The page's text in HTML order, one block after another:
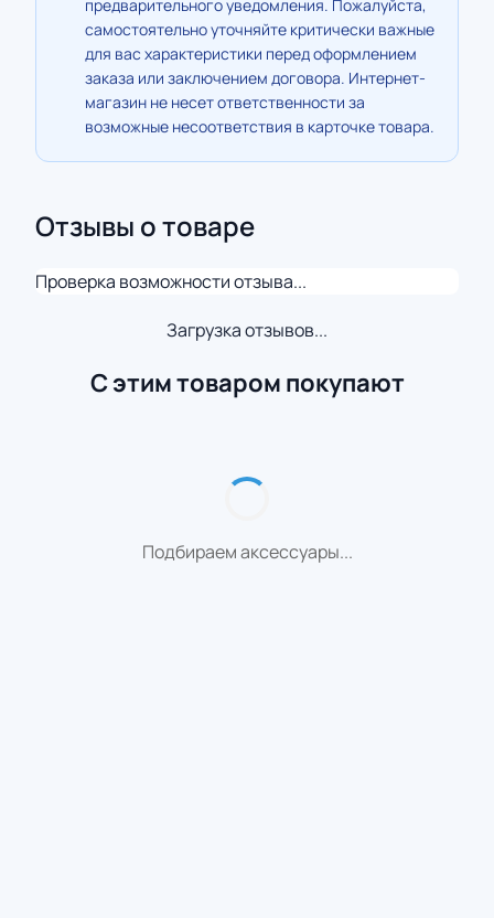
предварительного уведомления. Пожалуйста,
самостоятельно уточняйте критически важные
для вас характеристики перед оформлением
заказа или заключением договора. Интернет-
магазин не несет ответственности за
возможные несоответствия в карточке товара.
Отзывы о товаре
Проверка возможности отзыва...
Загрузка отзывов...
С этим товаром покупают
Подбираем аксессуары...